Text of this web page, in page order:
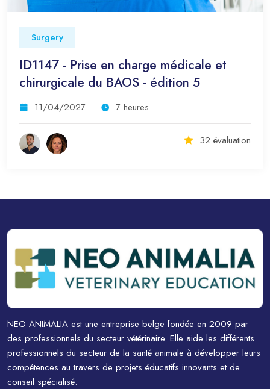
Surgery
ID1147 - Prise en charge médicale et
chirurgicale du BAOS - édition 5
11/04/2027 7 heures
32 évaluation
NEO ANIMALIA est une entreprise belge fondée en 2009 par
des professionnels du secteur vétérinaire. Elle aide les différents
professionnels du secteur de la santé animale à développer leurs
compétences au travers de projets éducatifs innovants et de
conseil spécialisé.